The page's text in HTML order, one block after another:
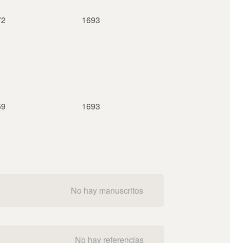
1693
1693
No hay manuscritos
No hay referencias